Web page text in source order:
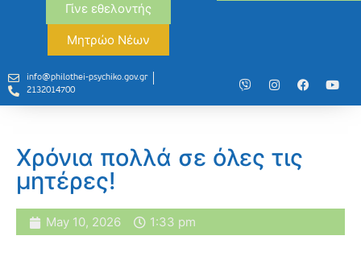
Γίνε εθελοντής
Μητρώο Νέων
info@philothei-psychiko.gov.gr
2132014700
Χρόνια πολλά σε όλες τις
μητέρες!
May 10, 2026 1:33 pm